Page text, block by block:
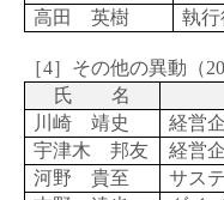
高田 英樹
執
［4］その他の異動（
氏 名
川崎 靖史
経営
宇津木 邦友
経営
河野 貴至
サス